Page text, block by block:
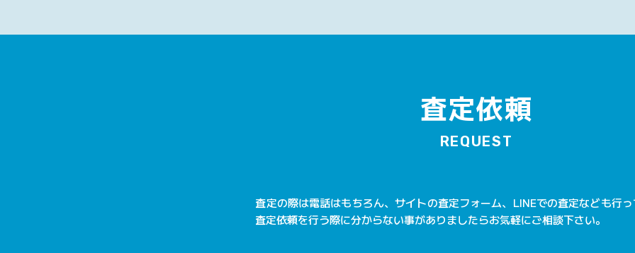
査定依頼
REQUEST
査定の際は電話はもちろん、サイトの査定フォーム、LINEでの査定なども行っ
査定依頼を行う際に分からない事がありましたらお気軽にご相談下さい。